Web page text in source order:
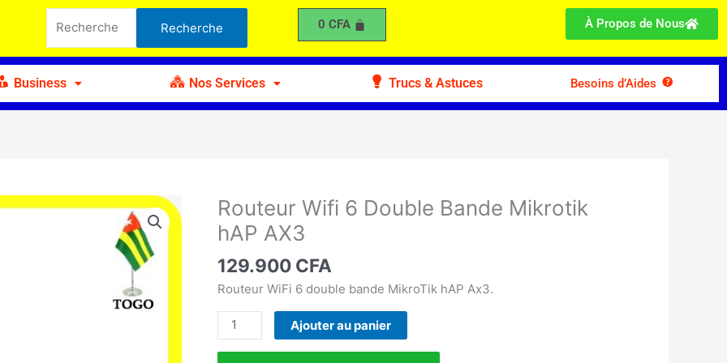
pour :
Recherche 0 CFA À Propos de Nous
Business Nos Services Trucs & Astuces Besoins d’Aides
Routeur Wifi 6 Double Bande Mikrotik
hAP AX3
129.900 CFA
Routeur WiFi 6 double bande MikroTik hAP Ax3.
quantité
de
Routeur
Wifi
6
Bande
Mikrotik
Ajouter au panier
Bande
Mikrotik
hAP